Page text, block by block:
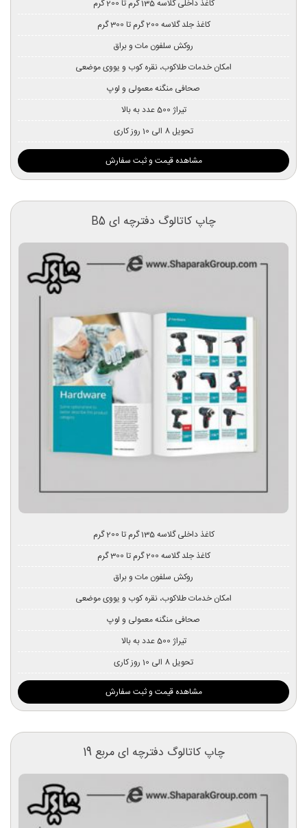
کاغذ داخلی گلاسه 135 گرم تا 200 گرم
کاغذ جلد گلاسه 200 گرم تا 300 گرم
روکش سلفون مات و براق
امکان خدمات طلاکوب، نقره کوب و یووی موضعی
صحافی منگنه معمولی و لوپ
تیراژ 500 عدد به بالا
تحویل 8 الی 10 روز کاری
مشاهده قیمت و ثبت سفارش
چاپ کاتالوگ دفترچه ای B5
کاغذ داخلی گلاسه 135 گرم تا 200 گرم
کاغذ جلد گلاسه 200 گرم تا 300 گرم
روکش سلفون مات و براق
امکان خدمات طلاکوب، نقره کوب و یووی موضعی
صحافی منگنه معمولی و لوپ
تیراژ 500 عدد به بالا
تحویل 8 الی 10 روز کاری
مشاهده قیمت و ثبت سفارش
چاپ کاتالوگ دفترچه ای مربع 19